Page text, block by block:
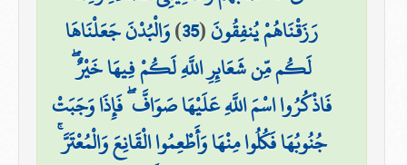
رَزَقْنَاهُمْ يُنفِقُونَ(
35
)وَالْبُدْنَ جَعَلْنَاهَا
لَكُم مِّن شَعَائِرِ اللَّهِ لَكُمْ فِيهَا خَيْرٌ ۖ
فَاذْكُرُوا اسْمَ اللَّهِ عَلَيْهَا صَوَافَّ ۖ فَإِذَا وَجَبَتْ
جُنُوبُهَا فَكُلُوا مِنْهَا وَأَطْعِمُوا الْقَانِعَ وَالْمُعْتَرَّ ۚ